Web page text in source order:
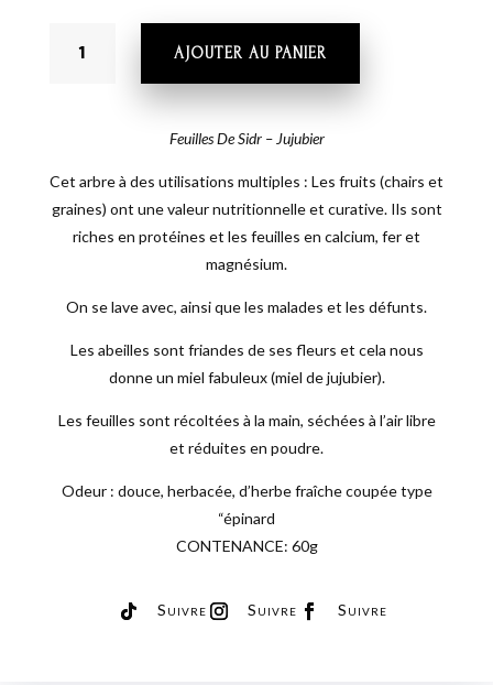
JUJUBIER
AJOUTER AU PANIER
Feuilles De Sidr – Jujubier
Cet arbre à des utilisations multiples : Les fruits (chairs et
graines) ont une valeur nutritionnelle et curative. Ils sont
riches en protéines et les feuilles en calcium, fer et
magnésium.
On se lave avec, ainsi que les malades et les défunts.
Les abeilles sont friandes de ses fleurs et cela nous
donne un miel fabuleux (miel de jujubier).
Les feuilles sont récoltées à la main, séchées à l’air libre
et réduites en poudre.
Odeur : douce, herbacée, d’herbe fraîche coupée type
“épinard
CONTENANCE: 60g
Suivre Suivre Suivre